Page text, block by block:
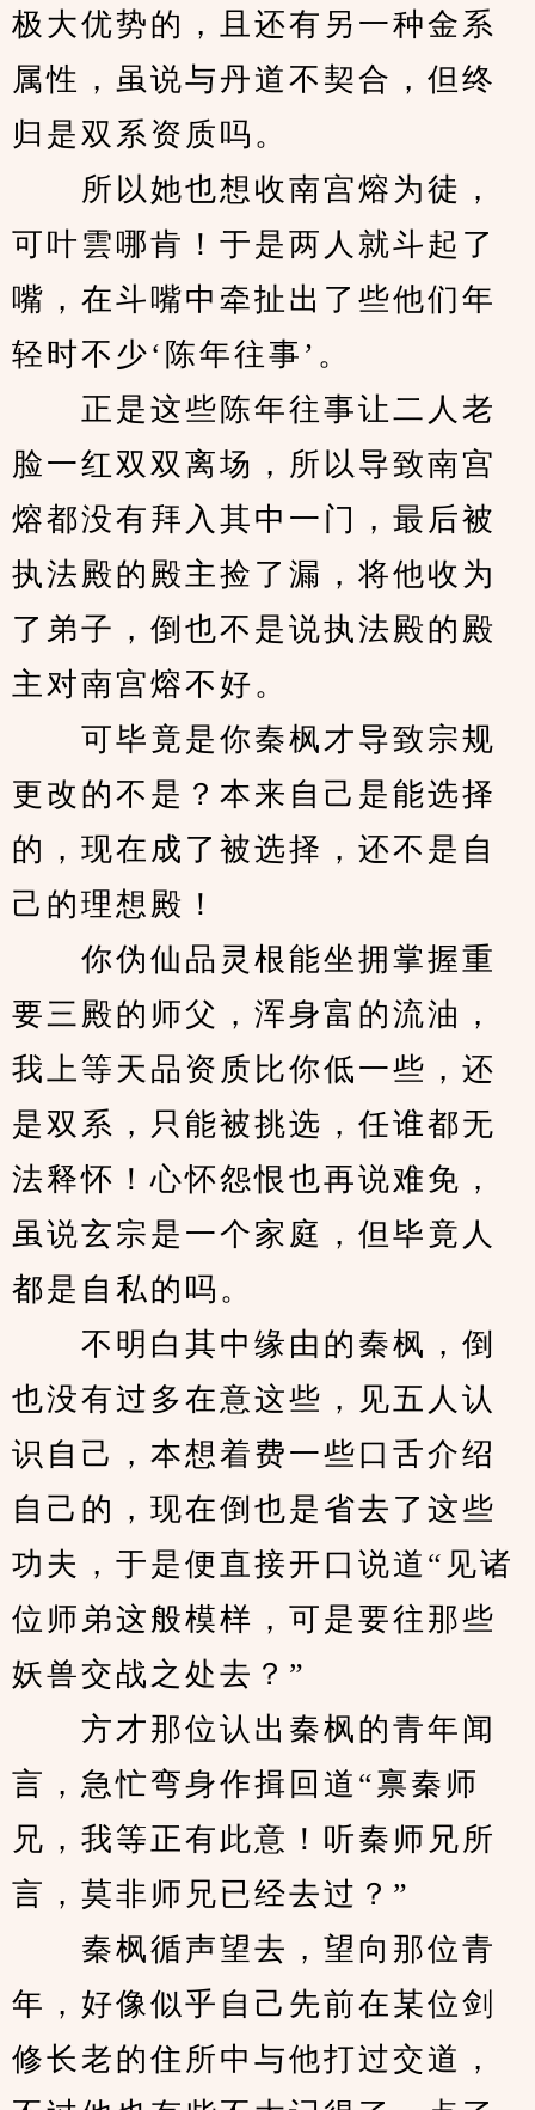
极大优势的，且还有另一种金系
属性，虽说与丹道不契合，但终
归是双系资质吗。
所以她也想收南宫熔为徒，
可叶雲哪肯！于是两人就斗起了
嘴，在斗嘴中牵扯出了些他们年
轻时不少‘陈年往事’。
正是这些陈年往事让二人老
脸一红双双离场，所以导致南宫
熔都没有拜入其中一门，最后被
执法殿的殿主捡了漏，将他收为
了弟子，倒也不是说执法殿的殿
主对南宫熔不好。
可毕竟是你秦枫才导致宗规
更改的不是？本来自己是能选择
的，现在成了被选择，还不是自
己的理想殿！
你伪仙品灵根能坐拥掌握重
要三殿的师父，浑身富的流油，
我上等天品资质比你低一些，还
是双系，只能被挑选，任谁都无
法释怀！心怀怨恨也再说难免，
虽说玄宗是一个家庭，但毕竟人
都是自私的吗。
不明白其中缘由的秦枫，倒
也没有过多在意这些，见五人认
识自己，本想着费一些口舌介绍
自己的，现在倒也是省去了这些
功夫，于是便直接开口说道“见诸
位师弟这般模样，可是要往那些
妖兽交战之处去？”
方才那位认出秦枫的青年闻
言，急忙弯身作揖回道“禀秦师
兄，我等正有此意！听秦师兄所
言，莫非师兄已经去过？”
秦枫循声望去，望向那位青
年，好像似乎自己先前在某位剑
修长老的住所中与他打过交道，